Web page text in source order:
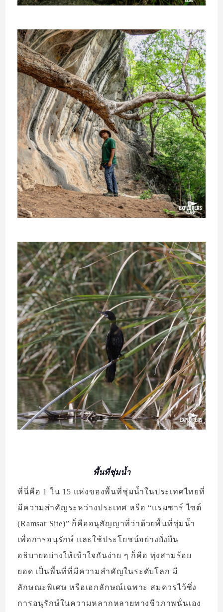
พื้นที่ชุ่มน้ำ
ที่นี่คือ 1 ใน 15 แห่งของพื้นที่ชุ่มน้ำในประเทศไทยที่
มีความสำคัญระหว่างประเทศ หรือ “แรมซาร์ ไซต์
(Ramsar Site)” ก็คืออนุสัญญาที่ว่าด้วยพื้นที่ชุ่มน้ำ
เพื่อการอนุรักษ์ และใช้ประโยชน์อย่างยั่งยืน
อธิบายอย่างให้เข้าใจกันง่าย ๆ ก็คือ ทุ่งสามร้อย
ยอด เป็นพื้นที่ที่มีความสำคัญในระดับโลก มี
ลักษณะพิเศษ หรือเอกลักษณ์เฉพาะ สมควรไว้ซึ่ง
การอนุรักษ์ในความหลากหลายทางชีวภาพนั่นเอง